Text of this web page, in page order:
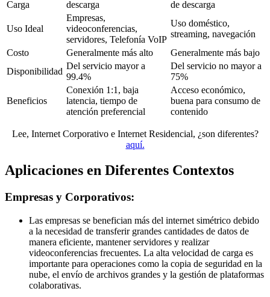
Carga descarga de descarga
Uso Ideal
Empresas,
videoconferencias,
servidores, Telefonía VoIP
Uso doméstico,
streaming, navegación
Costo
Generalmente más alto
Generalmente más bajo
Disponibilidad
Del servicio mayor a
99.4%
Del servicio no mayor a
75%
Beneficios
Conexión 1:1, baja
latencia, tiempo de
atención preferencial
Acceso económico,
buena para consumo de
contenido
Lee, Internet Corporativo e Internet Residencial, ¿son diferentes?
aquí.
Aplicaciones en Diferentes Contextos
Empresas y Corporativos:
Las empresas se benefician más del internet simétrico debido
a la necesidad de transferir grandes cantidades de datos de
manera eficiente, mantener servidores y realizar
videoconferencias frecuentes. La alta velocidad de carga es
importante para operaciones como la copia de seguridad en la
nube, el envío de archivos grandes y la gestión de plataformas
colaborativas.